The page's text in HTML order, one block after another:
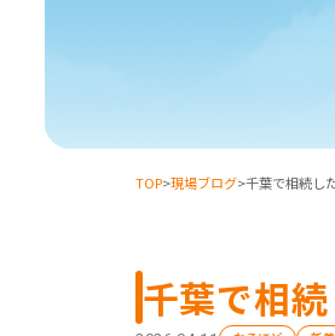
TOP>現場ブログ>千葉で相続し
千葉で相